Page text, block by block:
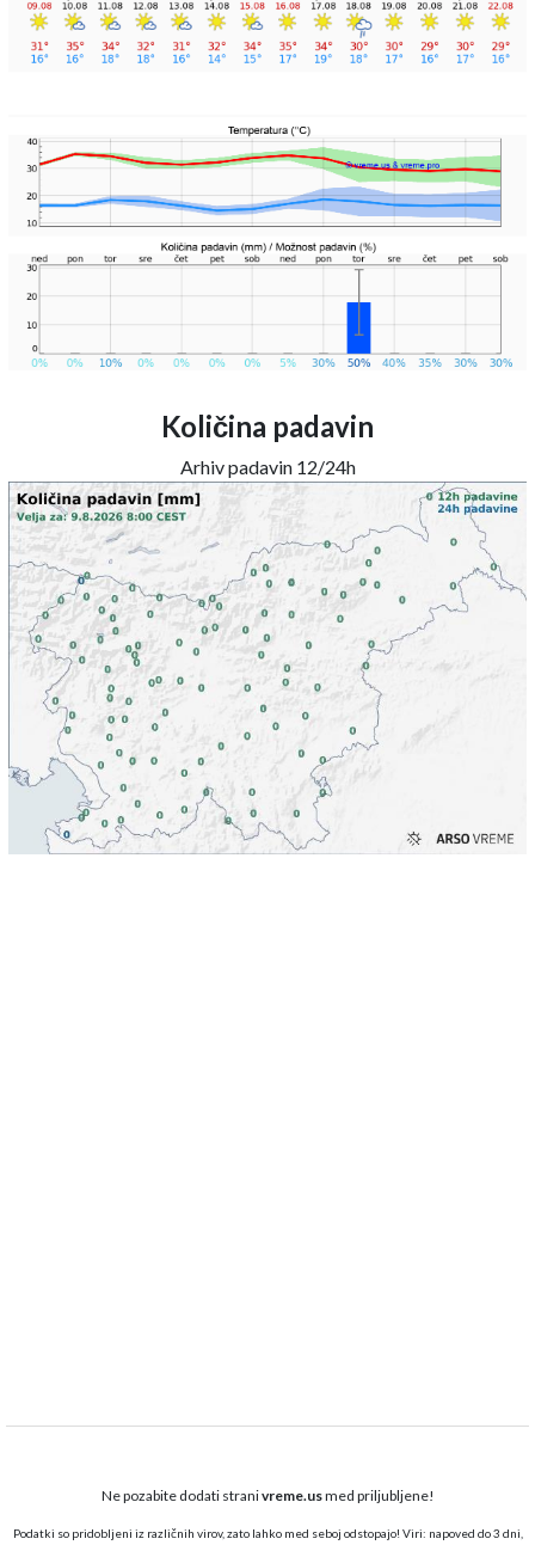
Količina padavin
Arhiv padavin 12/24h
Ne pozabite dodati stranivreme.usmed priljubljene!
Podatki so pridobljeni iz različnih virov, zato lahko med seboj odstopajo! Viri: napoved do 3 dni,